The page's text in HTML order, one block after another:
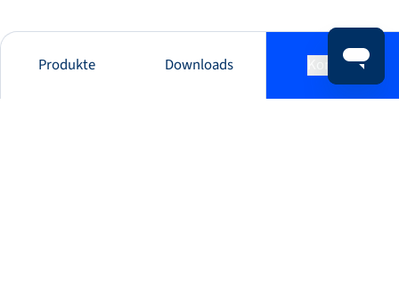
Produkte Downloads Kontakt